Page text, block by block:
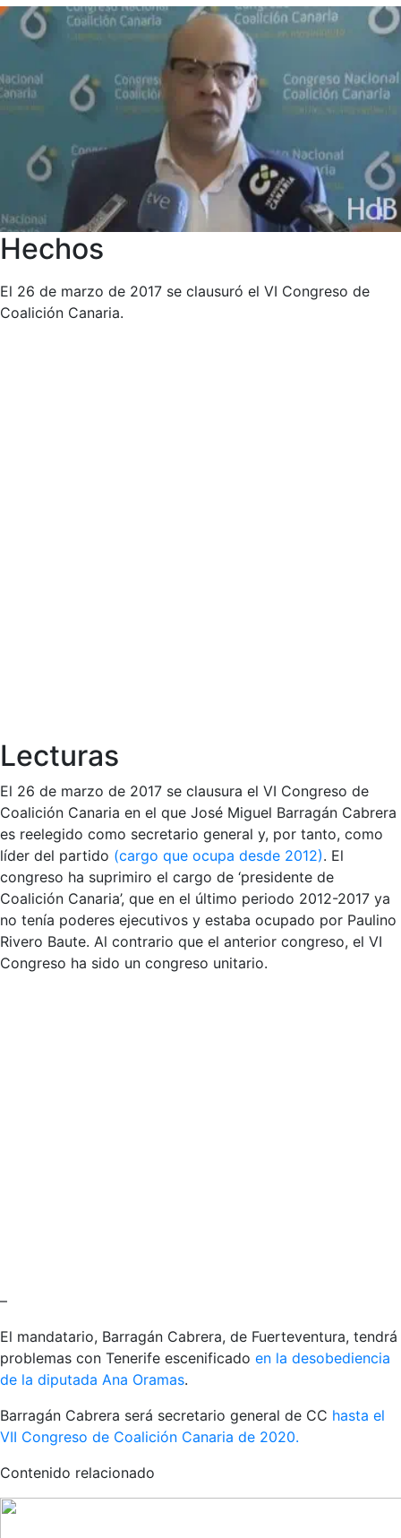
Hechos
El 26 de marzo de 2017 se clausuró el VI Congreso de
Coalición Canaria.
Lecturas
El 26 de marzo de 2017 se clausura el VI Congreso de
Coalición Canaria en el que José Miguel Barragán Cabrera
es reelegido como secretario general y, por tanto, como
líder del partido (cargo que ocupa desde 2012). El
congreso ha suprimiro el cargo de ‘presidente de
Coalición Canaria’, que en el último periodo 2012-2017 ya
no tenía poderes ejecutivos y estaba ocupado por Paulino
Rivero Baute. Al contrario que el anterior congreso, el VI
Congreso ha sido un congreso unitario.
–
El mandatario, Barragán Cabrera, de Fuerteventura, tendrá
problemas con Tenerife escenificado en la desobediencia
de la diputada Ana Oramas.
Barragán Cabrera será secretario general de CC hasta el
VII Congreso de Coalición Canaria de 2020.
Contenido relacionado